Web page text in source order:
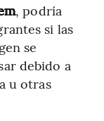
, podría
si las
se
debido a
u otras